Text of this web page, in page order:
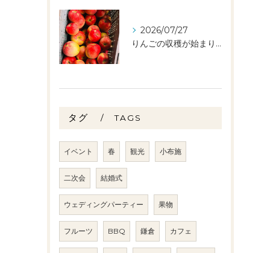
2026/07/27
りんごの収穫が始まりました🧑‍🌾🍎
タグ TAGS
イベント 春 観光 小布施
二次会 結婚式
ウェディングパーティー 果物
フルーツ BBQ 鎌倉 カフェ